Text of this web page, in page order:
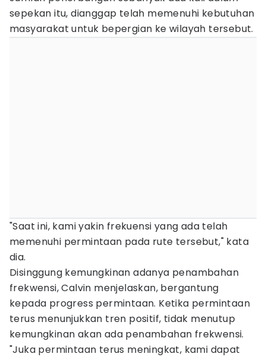
sepekan itu, dianggap telah memenuhi kebutuhan
masyarakat untuk bepergian ke wilayah tersebut.
"Saat ini, kami yakin frekuensi yang ada telah
memenuhi permintaan pada rute tersebut," kata
dia.
Disinggung kemungkinan adanya penambahan
frekwensi, Calvin menjelaskan, bergantung
kepada progress permintaan. Ketika permintaan
terus menunjukkan tren positif, tidak menutup
kemungkinan akan ada penambahan frekwensi.
"Juka permintaan terus meningkat, kami dapat